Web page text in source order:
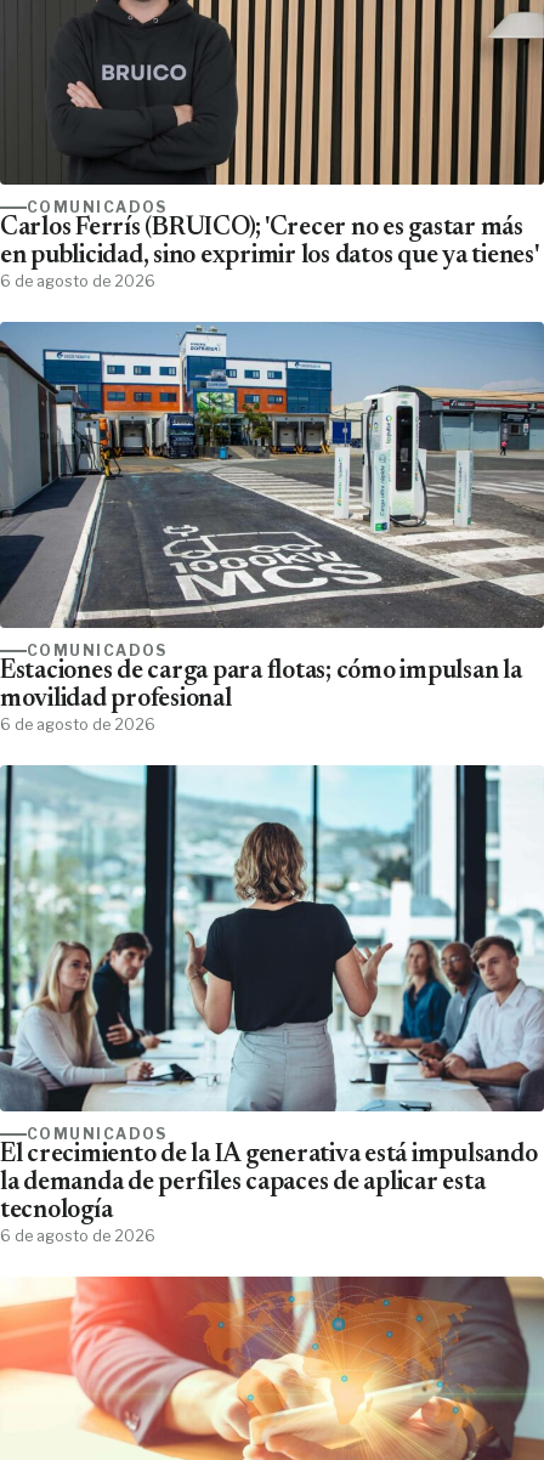
COMUNICADOS
Carlos Ferrís (BRUICO); 'Crecer no es gastar más
en publicidad, sino exprimir los datos que ya tienes'
6 de agosto de 2026
COMUNICADOS
Estaciones de carga para flotas; cómo impulsan la
movilidad profesional
6 de agosto de 2026
COMUNICADOS
El crecimiento de la IA generativa está impulsando
la demanda de perfiles capaces de aplicar esta
tecnología
6 de agosto de 2026